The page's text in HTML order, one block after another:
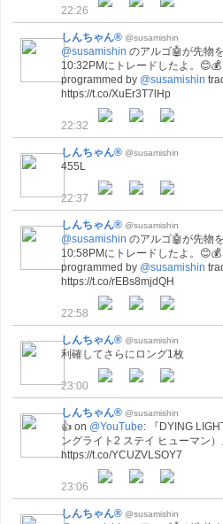
22:26
しんちゃん® @susamishin
@susamishin のアルゴ🤖が先物
10:32PMにトレードしたよ。
programmed by @susamishin
https://t.co/XuEr3T7lHp
22:32
しんちゃん® @susamishin
455L
22:37
しんちゃん® @susamishin
@susamishin のアルゴ🤖が先物
10:58PMにトレードしたよ。
programmed by @susamishin
https://t.co/rEBs8mjdQH
22:58
しんちゃん® @susamishin
利確してさらにロング1枚
23:00
しんちゃん® @susamishin
👍 on @YouTube: 『DYING
ングライト2 ステイ ヒューマン
https://t.co/YCUZVLSOY7
23:06
しんちゃん® @susamishin